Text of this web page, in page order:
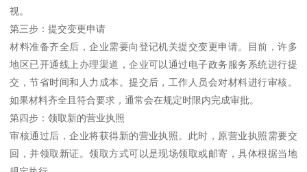
视。
第三步：提交变更申请
材料准备齐全后，企业需要向登记机关提交变更申请。目前，许多
地区已开通线上办理渠道，企业可以通过电子政务服务系统进行提
交，节省时间和人力成本。提交后，工作人员会对材料进行审核。
如果材料齐全且符合要求，通常会在规定时限内完成审批。
第四步：领取新的营业执照
审核通过后，企业将获得新的营业执照。此时，原营业执照需要交
回，并领取新证。领取方式可以是现场领取或邮寄，具体根据当地